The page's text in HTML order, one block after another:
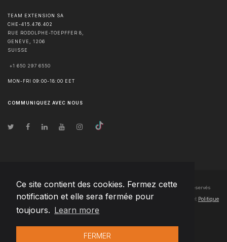
Ce site contient des cookies. Fermez cette
notification et elle sera fermée pour
toujours. Learn more
FERMER
TEAM EXTENSION SA
CHE-415.476.402
RUE RODOLPHE-TOEPFFER 8,
GENÈVE
1206
SUISSE
+1 650 297 6550
MON-FRI 09:00-18:00 EET
COMMUNIQUEZ AVEC NOUS
© Droits d'auteur2026 Team Extension SA France- Tous les droits sont réservés
Changelog● En utilisant ce site, vous acceptez nos Conditions d'utilisation et Politique
de confidentialité